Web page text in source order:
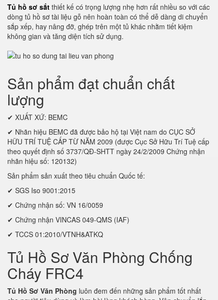
Tủ hồ sơ sắt thiết kế có trọng lượng nhẹ hơn rất nhiều so với các
dòng tủ hồ sơ tài liệu gỗ nên hoàn toàn có thể dễ dàng di chuyển
sắp xếp, hay nâng đỡ, ghép trên một tủ khác nhằm tiết kiệm
không gian và tăng diện tích sử dụng.
Sản phẩm đạt chuẩn chất
lượng
✔ XUẤT XỨ: BEMC
✔ Nhãn hiệu BEMC đã được bảo hộ tại Việt nam do CỤC SỞ
HỮU TRÍ TUỆ CẤP TỪ NĂM 2009 (được Cục Sở Hữu Trí Tuệ cấp
theo quyết định số 3737/QĐ-SHTT ngày 24/2/2009 Chứng nhận
nhãn hiệu số: 120132)
Sản phẩm sản xuất theo tiêu chuẩn Quốc tế:
✔ SGS Iso 9001:2015
✔ Chứng nhận số: VN 16/0059
✔ Chứng nhận VINCAS 049-QMS (IAF)
✔ TCCS 01:2010/VTNH&ATKQ
Tủ Hồ Sơ Văn Phòng Chống
Cháy FRC4
Tủ Hồ Sơ Văn Phòng luôn đem đến những sản phẩm tốt nhất